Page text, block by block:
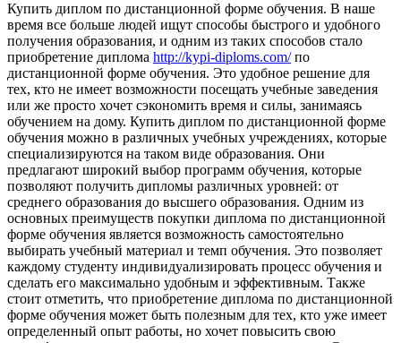
Купить диплoм пo дистaнциoннoй форме обучения. В наше
время все больше людей ищут способы быстрого и удобного
получения образования, и одним из таких способов стало
приобретение диплома http://kypi-diploms.com/по
дистанционной форме обучения. Это удобное решение для
тех, кто не имеет возможности посещать учебные заведения
или же просто хочет сэкономить время и силы, занимаясь
обучением на дому. Купить диплом по дистанционной форме
обучения можно в различных учебных учреждениях, которые
специализируются на таком виде образования. Они
предлагают широкий выбор программ обучения, которые
позволяют получить дипломы различных уровней: от
среднего образования до высшего образования. Одним из
основных преимуществ покупки диплома по дистанционной
форме обучения является возможность самостоятельно
выбирать учебный материал и темп обучения. Это позволяет
каждому студенту индивидуализировать процесс обучения и
сделать его максимально удобным и эффективным. Также
стоит отметить, что приобретение диплома по дистанционной
форме обучения может быть полезным для тех, кто уже имеет
определенный опыт работы, но хочет повысить свою